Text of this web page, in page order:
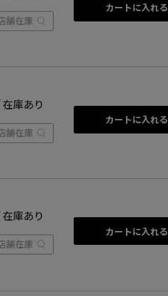
舗在庫
カートに入れる
在庫あり
舗在庫
カートに入れる
在庫あり
舗在庫
カートに入れる